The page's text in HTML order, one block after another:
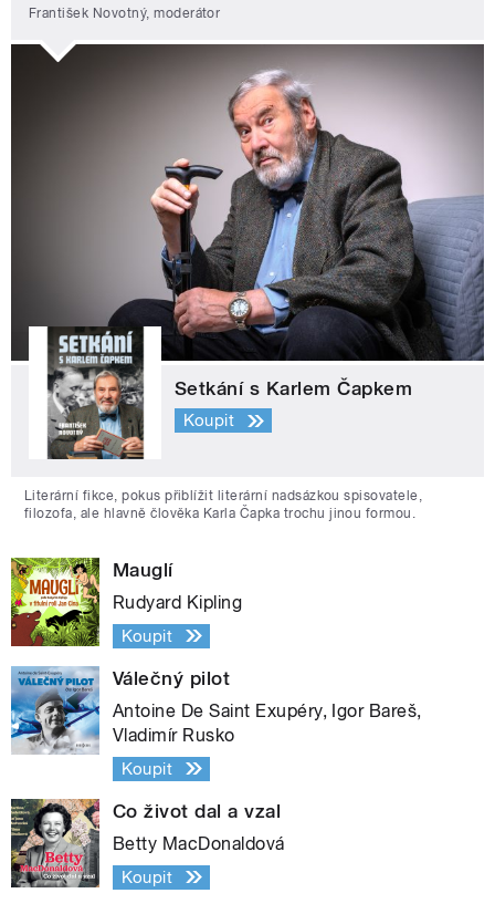
František Novotný, moderátor
Setkání s Karlem Čapkem
Koupit
Literární fikce, pokus přiblížit literární nadsázkou spisovatele,
filozofa, ale hlavně člověka Karla Čapka trochu jinou formou.
Mauglí
Rudyard Kipling
Koupit
Válečný pilot
Antoine De Saint Exupéry, Igor Bareš,
Vladimír Rusko
Koupit
Co život dal a vzal
Betty MacDonaldová
Koupit